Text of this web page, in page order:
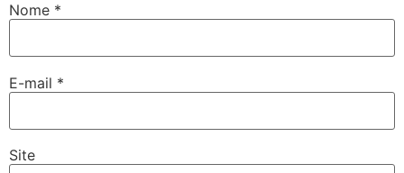
Nome *
E-mail *
Site